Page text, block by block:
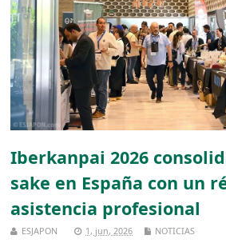
Iberkanpai 2026
sake en España con un
asistencia profesional
ESJAPON 1, jun, 2026 NOTICIAS